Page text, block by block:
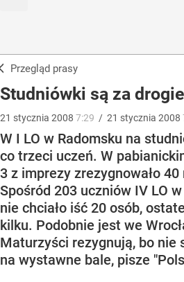
Przegląd prasy
Studniówki są za drogie
21 stycznia 2008 7:29 / 21 stycznia 2008
W I LO w Radomsku na
co trzeci uczeń. W
3 z imprezy zrezygnowało
Spośród 203 uczniów IV LO
nie chciało iść 20 osób,
kilku. Podobnie jest we
Maturzyści rezygnują, bo nie
na wystawne bale, pisze